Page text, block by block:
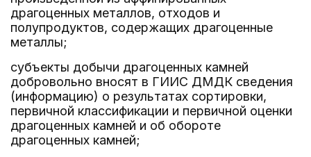
драгоценных металлов, отходов и
полупродуктов, содержащих драгоценные
металлы;
субъекты добычи драгоценных камней
добровольно вносят в ГИИС ДМДК сведения
(информацию) о результатах сортировки,
первичной классификации и первичной оценки
драгоценных камней и об обороте
драгоценных камней;